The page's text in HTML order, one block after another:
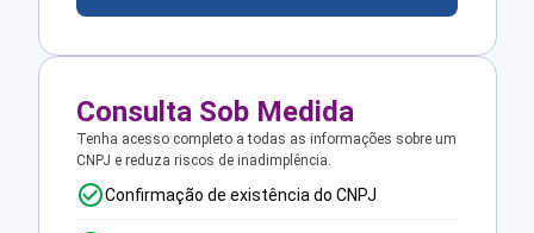
Consulta Sob Medida
Tenha acesso completo a todas as informações sobre um
CNPJ e reduza riscos de inadimplência.
Confirmação de existência do CNPJ